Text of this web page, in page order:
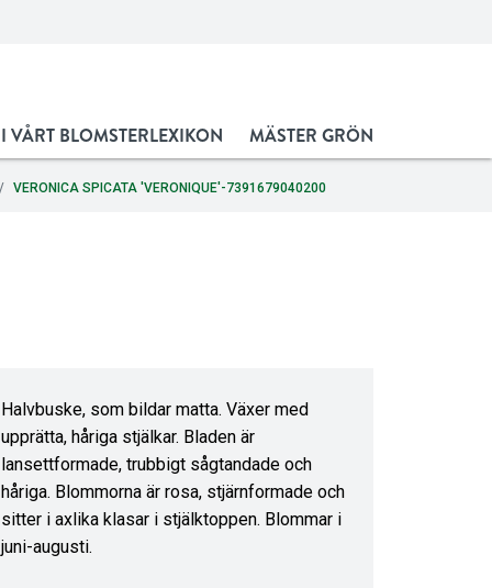
VÅRT BLOMSTERLEXIKON MÄSTER GRÖN
VERONICA SPICATA 'VERONIQUE'-7391679040200
Halvbuske, som bildar matta. Växer med
upprätta, håriga stjälkar. Bladen är
lansettformade, trubbigt sågtandade och
håriga. Blommorna är rosa, stjärnformade och
sitter i axlika klasar i stjälktoppen. Blommar i
juni-augusti.